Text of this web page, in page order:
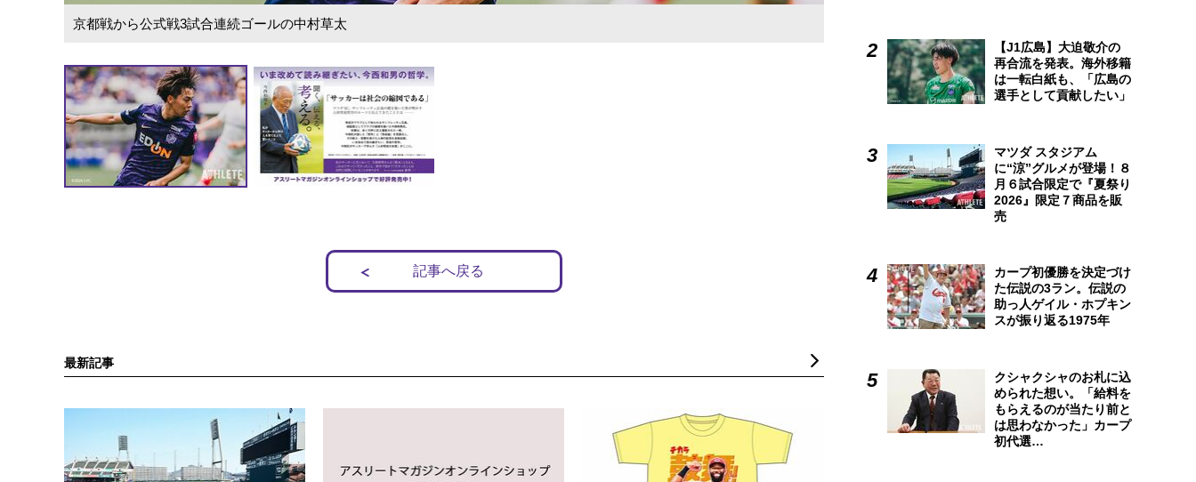
京都戦から公式戦3試合連続ゴールの中村草太
記事へ戻る
最新記事
【J1広島】大迫敬介の
再合流を発表。海外移籍
は一転白紙も、「広島の
選手として貢献したい」
マツダ スタジアム
に“涼”グルメが登場！８
月６試合限定で『夏祭り
2026』限定７商品を販
売
カープ初優勝を決定づけ
た伝説の3ラン。伝説の
助っ人ゲイル・ホプキン
スが振り返る1975年
クシャクシャのお札に込
められた想い。「給料を
もらえるのが当たり前と
は思わなかった」カープ
初代選…